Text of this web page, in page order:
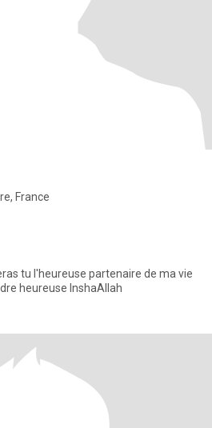
France
tu l'heureuse partenaire de ma vie
heureuse InshaAllah